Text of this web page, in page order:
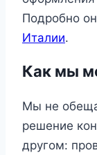
Подробно
Италии.
Как мы
Мы не
решение
другом: